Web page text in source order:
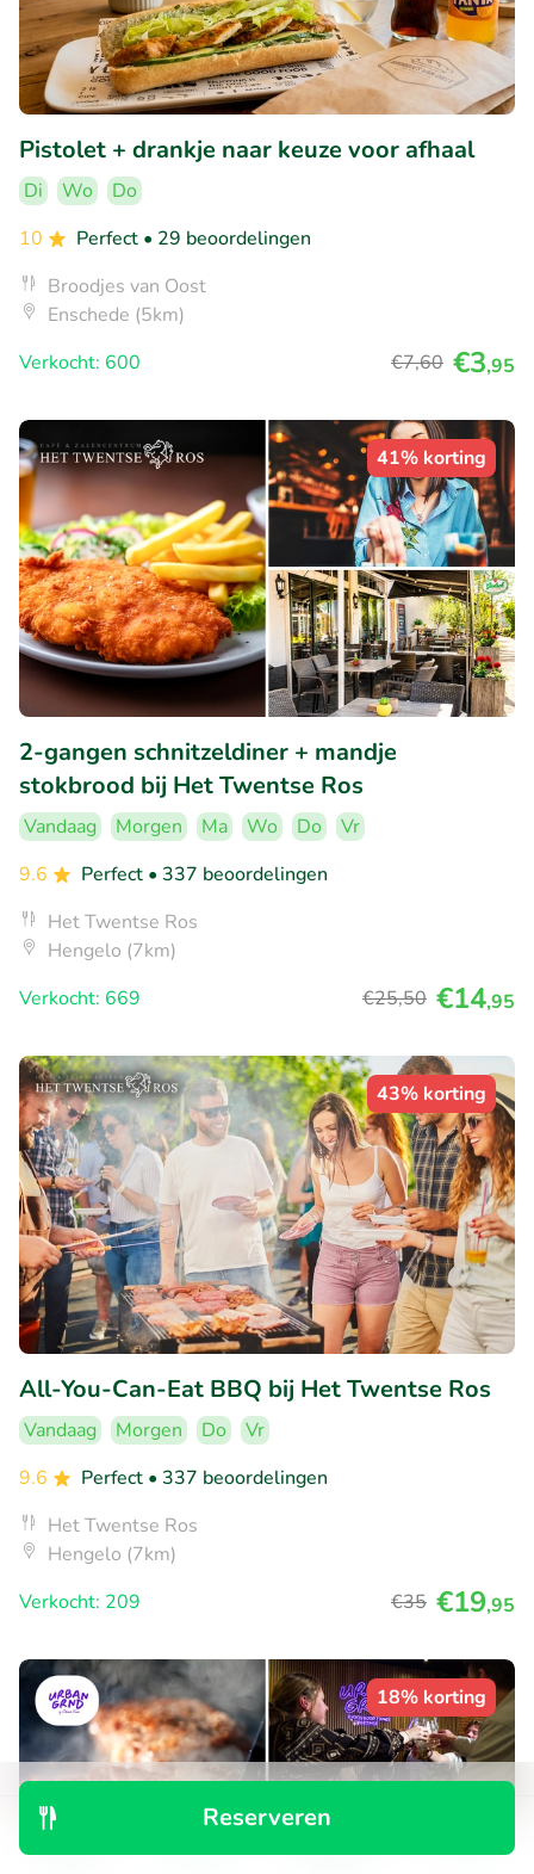
Reserveren
Pistolet + drankje naar keuze voor afhaal
Di Wo
Do
10
Perfect • 29 beoordelingen
Broodjes van Oost
Enschede (5km)
Verkocht: 600
€7,60 €3,95
41% korting
2-gangen schnitzeldiner + mandje
stokbrood bij Het Twentse Ros
Vandaag Morgen Ma Wo Do
Vr
9.6
Perfect • 337 beoordelingen
Het Twentse Ros
Hengelo (7km)
Verkocht: 669
€25,50 €14,95
43% korting
All-You-Can-Eat BBQ bij Het Twentse Ros
Vandaag Morgen Do
Vr
9.6
Perfect • 337 beoordelingen
Het Twentse Ros
Hengelo (7km)
Verkocht: 209
€35 €19,95
18% korting